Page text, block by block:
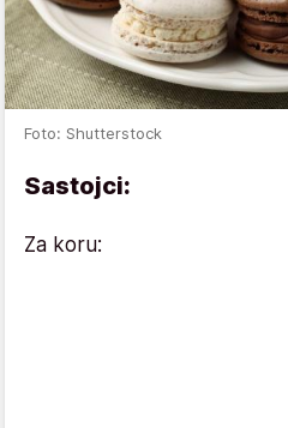
Foto: Shutterstock
Sastojci:
Za koru: